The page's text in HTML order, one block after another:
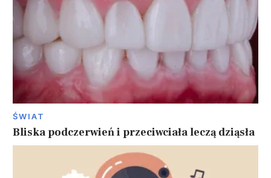
ŚWIAT
Bliska podczerwień i przeciwciała leczą dziąsła